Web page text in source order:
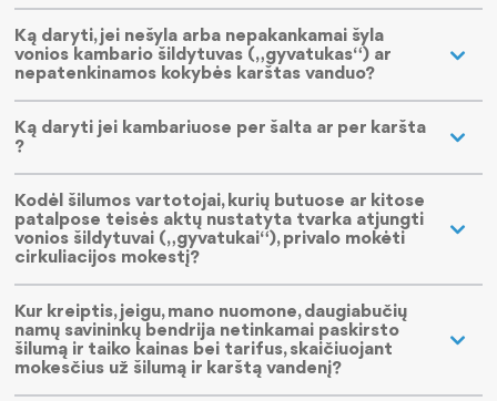
Ką daryti, jei nešyla arba nepakankamai šyla
vonios kambario šildytuvas („gyvatukas“) ar
nepatenkinamos kokybės karštas vanduo?
Ką daryti jei kambariuose per šalta ar per karšta
?
Kodėl šilumos vartotojai, kurių butuose ar kitose
patalpose teisės aktų nustatyta tvarka atjungti
vonios šildytuvai („gyvatukai“), privalo mokėti
cirkuliacijos mokestį?
Kur kreiptis, jeigu, mano nuomone, daugiabučių
namų savininkų bendrija netinkamai paskirsto
šilumą ir taiko kainas bei tarifus, skaičiuojant
mokesčius už šilumą ir karštą vandenį?